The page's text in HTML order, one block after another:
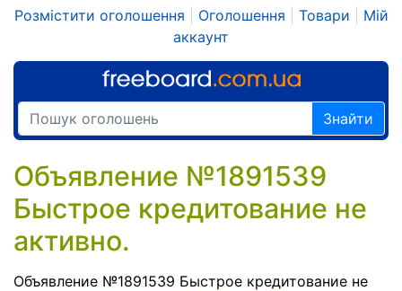
Розмістити оголошення Оголошення Товари
Мій
аккаунт
Знайти
Объявление №1891539
Быстрое кредитование не
активно.
Объявление №1891539 Быстрое кредитование не